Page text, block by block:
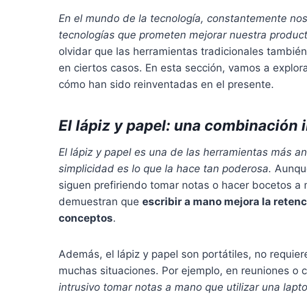
En el mundo de la tecnología, constantemente
tecnologías que prometen mejorar nuestra
olvidar que las herramientas tradicionales
en ciertos casos. En esta sección, vamos a
cómo han sido reinventadas en el presente.
El lápiz y papel: una combinación
El lápiz y papel es una de las herramientas más
simplicidad es lo que la hace tan poderosa.
siguen prefiriendo tomar notas o hacer bocetos
demuestran que escribir a mano mejora la
conceptos.
Además, el lápiz y papel son portátiles, no
muchas situaciones. Por ejemplo, en reuniones o
intrusivo tomar notas a mano que utilizar una